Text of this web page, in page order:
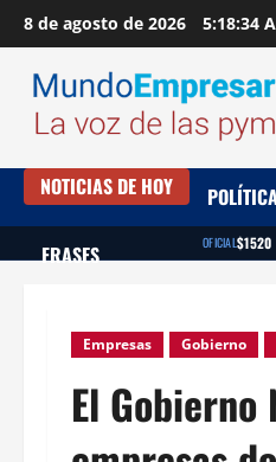
Saltar
al
contenido
8 de agosto de 2026 5:18:35
NOTICIAS DE HOY
FRASES OFICIAL$1520
Empresas Gobierno
El